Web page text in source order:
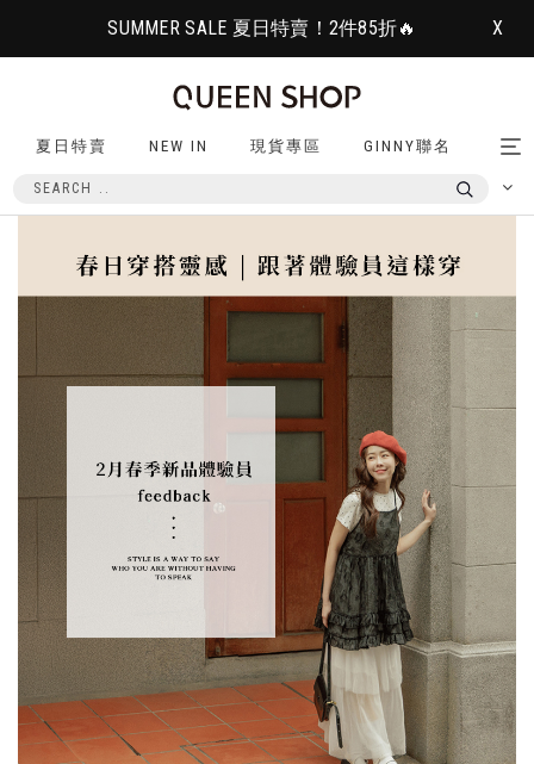
SUMMER SALE 夏日特賣！2件85折🔥 X
夏日特賣 NEW IN 現貨專區 GINNY聯名